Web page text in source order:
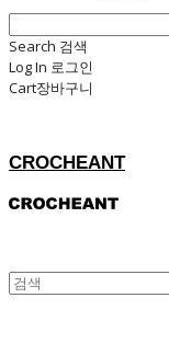
Search 검색
Log In 로그인
Cart장바구니
CROCHEANT